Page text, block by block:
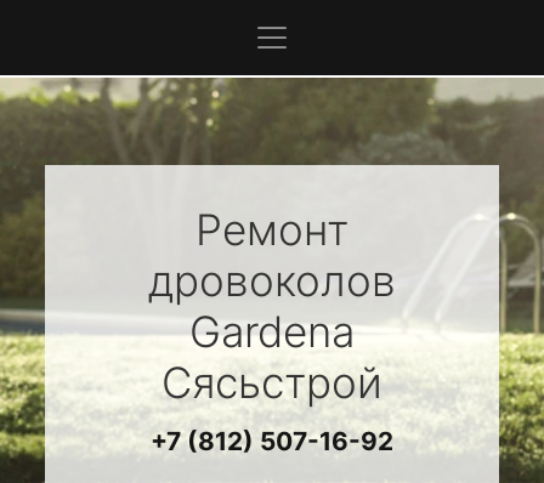
Ремонт
дровоколов
Gardena
Сясьстрой
+7 (812) 507-16-92